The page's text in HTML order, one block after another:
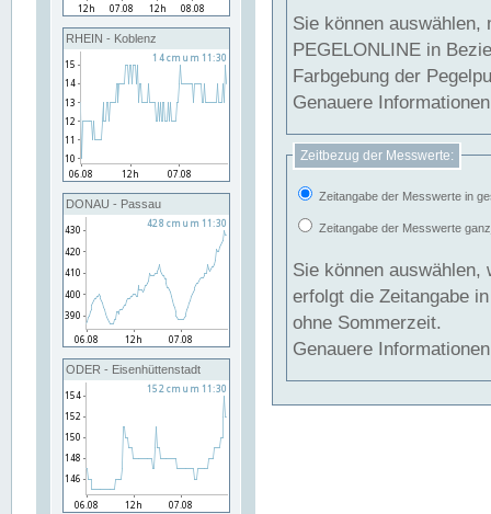
RHEIN - Koblenz
DONAU - Passau
ODER - Eisenhüttenstadt
Sie können
PEGELONLINE in Beziehung
Farbgebung der
Genauere
Zeitbezug der Messwerte:
Zeitangabe der Messwerte in
Zeitangabe der Messwerte
Sie können auswählen,
erfolgt die Zeitangabe
ohne Sommerzeit.
Genauere